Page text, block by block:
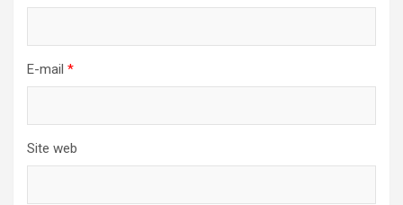
E-mail *
Site web